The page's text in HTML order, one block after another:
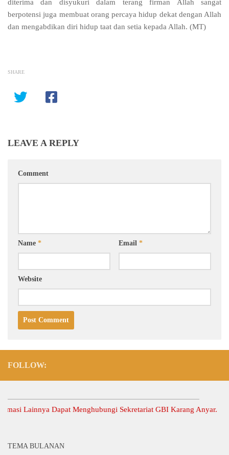
diterima dan disyukuri dalam terang firman Allah sangat
berpotensi juga membuat orang percaya hidup dekat dengan Allah
dan mengabdikan diri hidup taat dan setia kepada Allah. (MT)
SHARE
LEAVE A REPLY
Comment
Name * Email *
Website
FOLLOW:
Dapat Menghubungi Sekretariat GBI Karang Anyar.
TEMA BULANAN